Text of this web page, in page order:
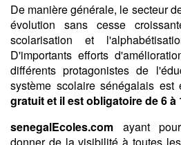
De manière générale, le secteur
évolution sans cesse
scolarisation et
D'importants efforts
différents protagonistes de
système scolaire sénégalais
gratuit et il est obligatoire de 6 à
senegalEcoles.com ayant
donner de la visibilité à toutes